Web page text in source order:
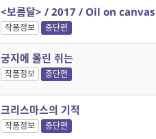
<보름달> / 2017 / Oil on canvas
작품정보 중단편
궁지에 몰린 쥐는
작품정보 중단편
크리스마스의 기적
작품정보 중단편